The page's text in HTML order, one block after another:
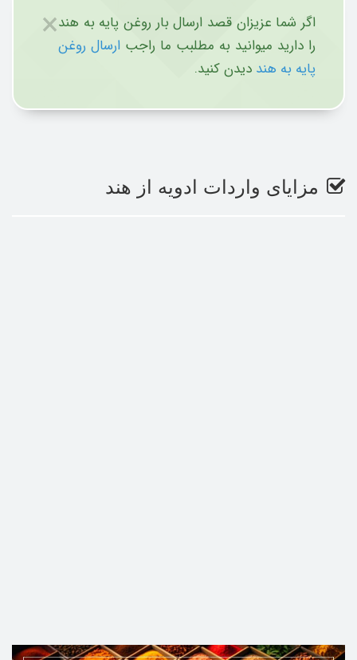
×اگر شما عزیزان قصد ارسال بار روغن پایه به هند
را دارید میوانید به مطلبب ما راجب ارسال روغن
پایه به هند دیدن کنید.
مزایای واردات ادویه از هند